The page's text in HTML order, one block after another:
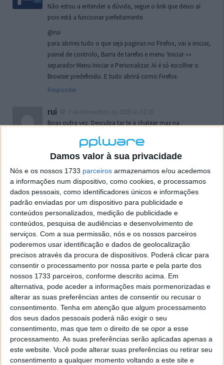
Damos valor à sua privacidade
Nós e os nossos 1733 parceiros armazenamos e/ou acedemos
a informações num dispositivo, como cookies, e processamos
dados pessoais, como identificadores únicos e informações
padrão enviadas por um dispositivo para publicidade e
conteúdos personalizados, medição de publicidade e
conteúdos, pesquisa de audiências e desenvolvimento de
serviços. Com a sua permissão, nós e os nossos parceiros
poderemos usar identificação e dados de geolocalização
precisos através da procura de dispositivos. Poderá clicar para
consentir o processamento por nossa parte e pela parte dos
nossos 1733 parceiros, conforme descrito acima. Em
alternativa, pode aceder a informações mais pormenorizadas e
alterar as suas preferências antes de consentir ou recusar o
consentimento. Tenha em atenção que algum processamento
dos seus dados pessoais poderá não exigir o seu
consentimento, mas que tem o direito de se opor a esse
processamento. As suas preferências serão aplicadas apenas a
este website. Você pode alterar suas preferências ou retirar seu
consentimento a qualquer momento voltando a este site e
Não estou a entender a dúvida, segue o link que deixo aí
pois está a funcionar perfeitamente.
@rui
para abrires tudo o que seja paginas no Firefox, vai a iniciar,
painel de controlo, Barra de tarefas e menu ‘Iniciar »»
separador Menu Iniciar e Personalizar. Aí é só escolher o
Browser predefinido. E tudo abrirá como Firefox.
Responder
rui
Boas outra vez. Desculpa tar te a chatear mas na
o firefox como browser predefenido
de control tudo e nada. Tou a comecar a desesperar, ate ja
tentei apagar o explorer na tentativa de forçar o uso do
firefox mas em vao. Kaso te lembres de outra dica fico
agradecido, caso contrario obrigado a mesma
Responder
Vítor M.
7 de Novembro de 2005 às 01:39
@Reporter
Desculpa mas o link funciona. Seja como for segue por mail
o MSn Messenger 8.
Responder
Vítor M.
7 de Novembro de 2005 às 11:21
@Rui
Tens de encontrar o que te falei. Faz da seguinte maneira,
janela iniciar e no topo dessa janela com o botão direito do
rato faz propriedades. Depois no separador Menu ‘Iniciar’
clica no botão ‘Personalizar’ aí encontrarás no separador
geral a opção para escolheres o Browser com que queres